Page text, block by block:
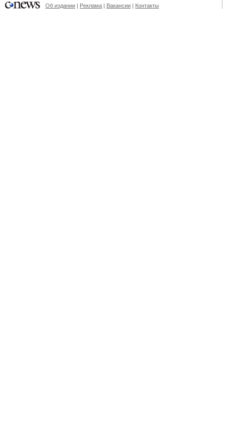
Об издании | Реклама | Вакансии | Контакты